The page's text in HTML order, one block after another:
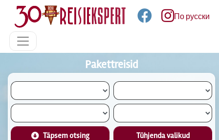
По русски
Pakettreisid
Täpsem otsing Tühjenda valikud